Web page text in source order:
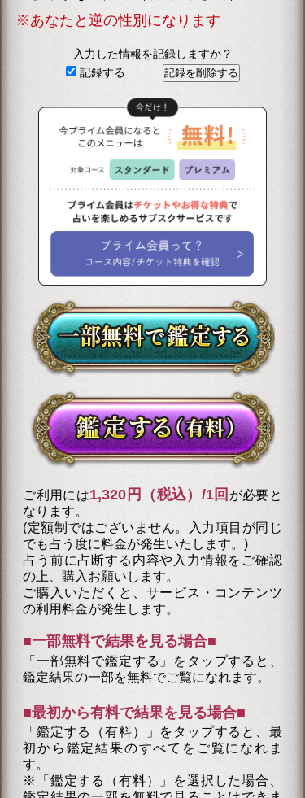
※あなたと逆の性別になります
入力した情報を記録しますか？
記録する
ご利用には1,320円（税込）/1回 が必要と
なります。
(定額制ではございません。入力項目が同じ
でも占う度に料金が発生いたします。)
占う前に占断する内容や入力情報をご確認
の上、購入お願いします。
ご購入いただくと、サービス・コンテンツ
の利用料金が発生します。
■一部無料で結果を見る場合■
「一部無料で鑑定する」を タップすると、
鑑定結果の一部を無料でご覧になれます。
■最初から有料で結果を見る場合■
「鑑定する（有料）」を タップすると、最
初から鑑定結果のすべてをご覧になれま
す。
※「鑑定する（有料）」を選択した場合、